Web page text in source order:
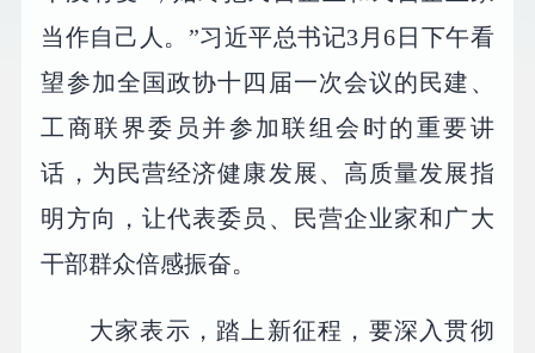
当作自己人。”习近平总书记3月6日下午看
望参加全国政协十四届一次会议的民建、
工商联界委员并参加联组会时的重要讲
话，为民营经济健康发展、高质量发展指
明方向，让代表委员、民营企业家和广大
干部群众倍感振奋。
大家表示，踏上新征程，要深入贯彻